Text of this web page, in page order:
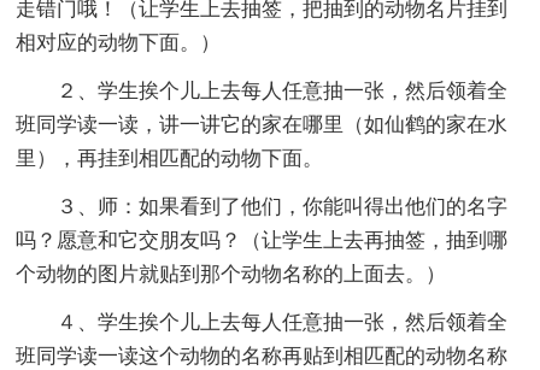
走错门哦！（让学生上去抽签，把抽到的动物名片挂到
相对应的动物下面。）
２、学生挨个儿上去每人任意抽一张，然后领着全
班同学读一读，讲一讲它的家在哪里（如仙鹤的家在水
里），再挂到相匹配的动物下面。
３、师：如果看到了他们，你能叫得出他们的名字
吗？愿意和它交朋友吗？（让学生上去再抽签，抽到哪
个动物的图片就贴到那个动物名称的上面去。）
４、学生挨个儿上去每人任意抽一张，然后领着全
班同学读一读这个动物的名称再贴到相匹配的动物名称